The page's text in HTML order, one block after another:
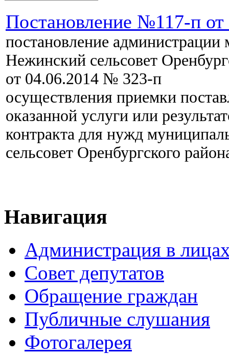
Постановление №117-п
постановление администрации
Нежинский сельсовет
от 04.06.2014 № 323-п
осуществления приемки
оказанной услуги или
контракта для нужд
сельсовет Оренбургского
Навигация
Администрация в
Совет депутатов
Обращение граждан
Публичные слушания
Фотогалерея